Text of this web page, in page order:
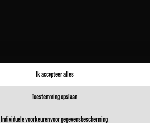
Wave of
The wave of perfection.
Ik accepteer alles
Toestemming opslaan
Individuele voorkeuren voor gegevensbescherming